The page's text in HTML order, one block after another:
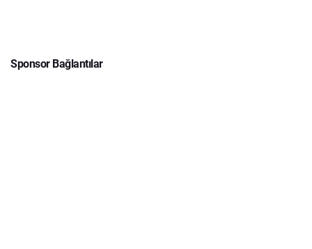
Sponsor Bağlantılar